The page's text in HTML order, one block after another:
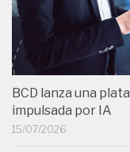
BCD lanza una
impulsada por IA
15/07/2026